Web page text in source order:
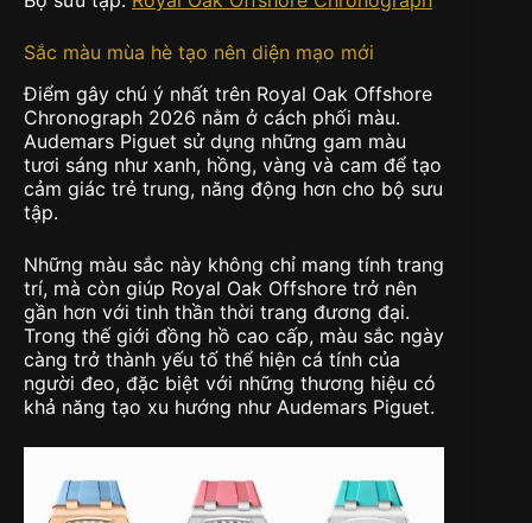
Sắc màu mùa hè tạo nên diện mạo mới
Điểm gây chú ý nhất trên Royal Oak Offshore
Chronograph 2026 nằm ở cách phối màu.
Audemars Piguet sử dụng những gam màu
tươi sáng như xanh, hồng, vàng và cam để tạo
cảm giác trẻ trung, năng động hơn cho bộ sưu
tập.
Những màu sắc này không chỉ mang tính trang
trí, mà còn giúp Royal Oak Offshore trở nên
gần hơn với tinh thần thời trang đương đại.
Trong thế giới đồng hồ cao cấp, màu sắc ngày
càng trở thành yếu tố thể hiện cá tính của
người đeo, đặc biệt với những thương hiệu có
khả năng tạo xu hướng như Audemars Piguet.